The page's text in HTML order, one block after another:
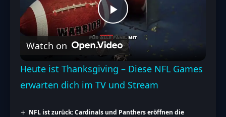
Play
Video
Watch on
Heute ist Thanksgiving – Diese NFL Games
erwarten dich im TV und Stream
NFL ist zurück: Cardinals und Panthers eröffnen die